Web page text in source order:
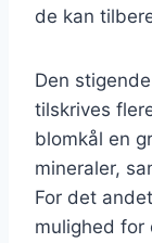
de kan
Den
tilskrives
blomkål en
mineraler,
For det
mulighed for